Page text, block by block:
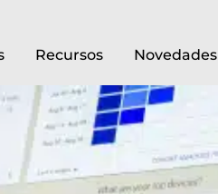
Recursos Novedades